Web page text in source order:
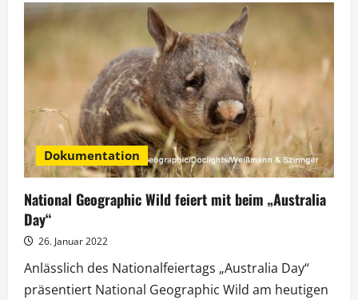
Geographic
Startschuss
für
den
„Croctober“
Dokumentation
National Geographic Wild feiert mit beim „Australia
Day“
26. Januar 2022
Anlässlich des Nationalfeiertags „Australia Day“
präsentiert National Geographic Wild am heutigen